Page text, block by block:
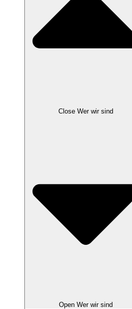
Close Wer wir sind
Open Wer wir sind